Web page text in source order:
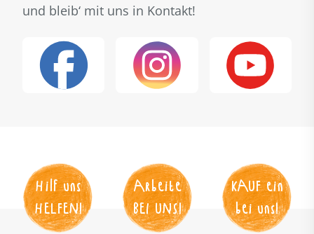
und bleib‘ mit uns in Kontakt!
Hilf uns
HELFEN!
Arbeite
BEI UNS!
KAUF ein
bei uns!